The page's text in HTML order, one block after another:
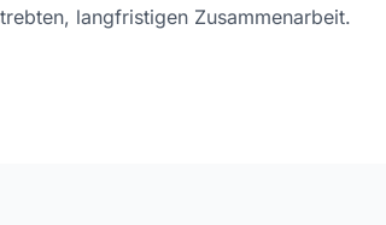
langfristigen Zusammenarbeit.